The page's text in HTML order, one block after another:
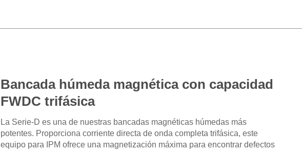
Bancada húmeda magnética con capacidad
FWDC trifásica
La Serie-D es una de nuestras bancadas magnéticas húmedas más
potentes. Proporciona corriente directa de onda completa trifásica, este
equipo para IPM ofrece una magnetización máxima para encontrar defectos